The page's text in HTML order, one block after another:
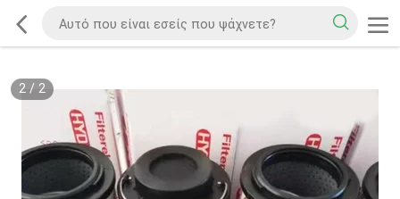
2/ 2